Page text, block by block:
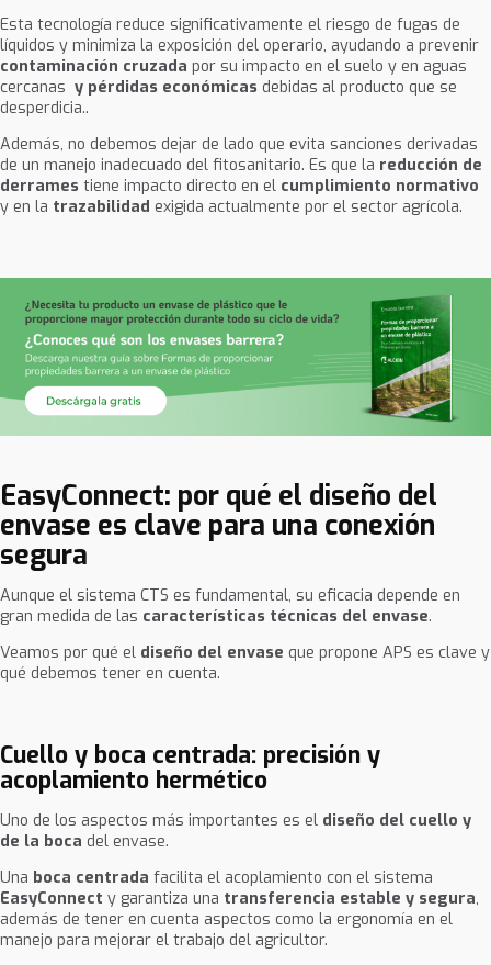
Esta tecnología reduce significativamente el riesgo de fugas de
líquidos y minimiza la exposición del operario, ayudando a prevenir
contaminación cruzada por su impacto en el suelo y en aguas
cercanas y pérdidas económicas debidas al producto que se
desperdicia..
Además, no debemos dejar de lado que evita sanciones derivadas
de un manejo inadecuado del fitosanitario. Es que la reducción de
derrames tiene impacto directo en el cumplimiento normativo
y en la trazabilidad exigida actualmente por el sector agrícola.
EasyConnect: por qué el diseño del
envase es clave para una conexión
segura
Aunque el sistema CTS es fundamental, su eficacia depende en
gran medida de las características técnicas del envase.
Veamos por qué el diseño del envase que propone APS es clave y
qué debemos tener en cuenta.
Cuello y boca centrada: precisión y
acoplamiento hermético
Uno de los aspectos más importantes es el diseño del cuello y
de la boca del envase.
Una boca centrada facilita el acoplamiento con el sistema
EasyConnect y garantiza una transferencia estable y segura,
además de tener en cuenta aspectos como la ergonomía en el
manejo para mejorar el trabajo del agricultor.